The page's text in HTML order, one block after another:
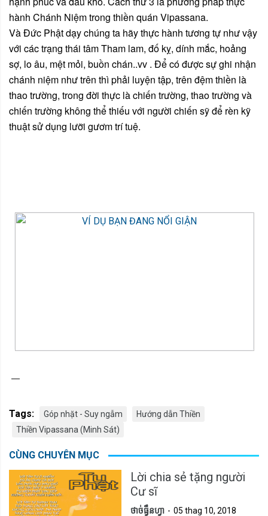
hành Chánh Niệm trong thiền quán Vipassana.
Và Đức Phật dạy chúng ta hãy thực hành tương tự như vậy
với các trạng thái tâm Tham lam, đố kỵ, dính mắc, hoảng
sợ, lo âu, mệt mỏi, buồn chán..vv . Để có được sự ghi nhận
chánh niệm như trên thì phải luyện tập, trên đệm thiền là
thao trường, trong đời thực là chiến trường, thao trường và
chiến trường không thể thiếu với người chiến sỹ để rèn kỹ
thuật sử dụng lưỡi gươm trí tuệ.
—
Tags: Góp nhặt - Suy ngẫm
Hướng dẫn Thiền
Thiền Vipassana (Minh Sát)
CÙNG CHUYÊN MỤC
Lời chia sẻ tặng người
Cư sĩ
ថាច់ធ្វឹនហ្វា 05 thag 10, 2018